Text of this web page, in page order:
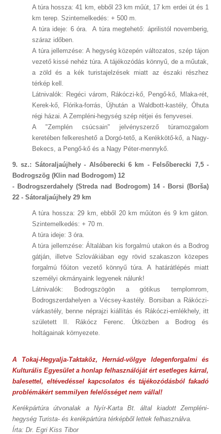
A túra hossza: 41 km, ebből 23 km műút, 17 km erdei út és 1
km terep. Szintemelkedés: + 500 m.
A túra ideje: 6 óra. A túra megtehető: áprilistól novemberig,
száraz időben.
A túra jellemzése: A hegység közepén változatos, szép tájon
vezető kissé nehéz túra. A tájékozódás könnyű, de a műutak,
a zöld és a kék turistajelzések miatt az északi részhez
térkép kell.
Látnivalók: Regéci várom, Rákóczi-kő, Pengő-kő, Mlaka-rét,
Kerek-kő, Flórika-forrás, Újhután a Waldbott-kastély, Óhuta
régi házai. A Zempléni-hegység szép rétjei és fenyvesei.
A "Zemplén csúcsain" jelvényszerző túramozgalom
keretében felkereshető a Dorgó-tető, a Kerékkötő-kő, a Nagy-
Bekecs, a Pengő-kő és a Nagy Péter-mennykő.
9. sz.: Sátoraljaújhely - Alsóberecki 6 km - Felsőberecki 7,5 -
Bodrogszög (Klin nad Bodrogom) 12
- Bodrogszerdahely (Streda nad Bodrogom) 14 - Borsi (Borša)
22 - Sátoraljaújhely 29 km
A túra hossza: 29 km, ebből 20 km műúton és 9 km gáton.
Szintemelkedés: + 70 m.
A túra ideje: 3 óra.
A túra jellemzése: Általában kis forgalmú utakon és a Bodrog
gátján, illetve Szlovákiában egy rövid szakaszon közepes
forgalmú főúton vezető könnyű túra. A határátlépés miatt
személyi okmányaink legyenek nálunk!
Látnivalók: Bodrogszögön a gótikus templomrom,
Bodrogszerdahelyen a Vécsey-kastély. Borsiban a Rákóczi-
várkastély, benne néprajzi kiállítás és Rákóczi-emlékhely, itt
született II. Rákócz Ferenc. Útközben a Bodrog és
holtágainak környezete.
A Tokaj-Hegyalja-Taktaköz, Hernád-völgye Idegenforgalmi és
Kulturális Egyesület a honlap felhasználóját ért esetleges kárral,
balesettel, eltévedésselkapcsolatos és tájékozódásból fakadó
problémákért semmilyen felelősséget nem vállal!
Kerékpártúra útvonalak a Nyír-Karta Bt. által kiadott Zempléni-
hegység Turista- és kerékpártúra térképből lettek felhasználva.
Írta: Dr. Egri Kiss Tibor